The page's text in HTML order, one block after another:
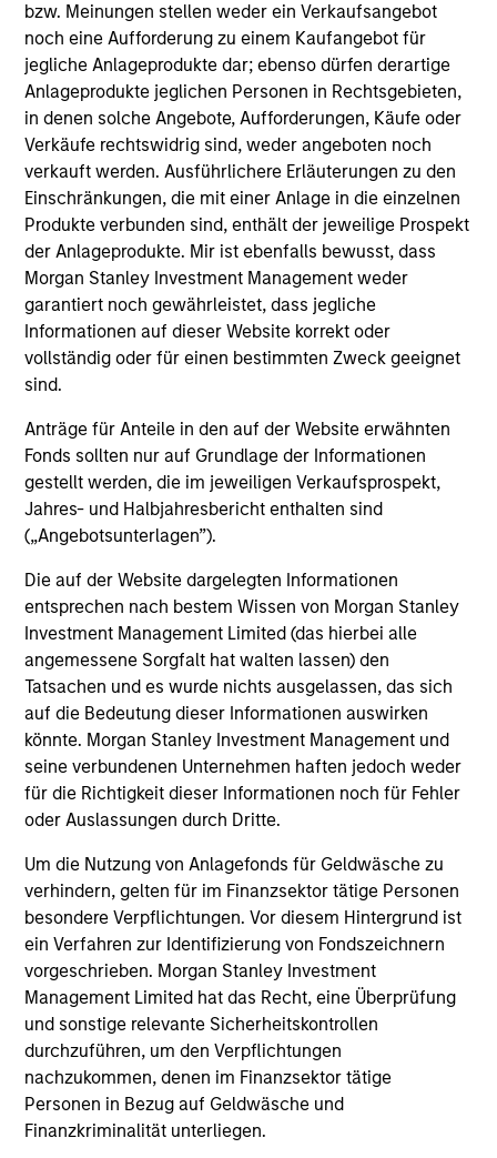
bzw. Meinungen stellen weder ein Verkaufsangebot
noch eine Aufforderung zu einem Kaufangebot für
jegliche Anlageprodukte dar; ebenso dürfen derartige
Anlageprodukte jeglichen Personen in Rechtsgebieten,
in denen solche Angebote, Aufforderungen, Käufe oder
Verkäufe rechtswidrig sind, weder angeboten noch
verkauft werden. Ausführlichere Erläuterungen zu den
Einschränkungen, die mit einer Anlage in die einzelnen
Produkte verbunden sind, enthält der jeweilige Prospekt
der Anlageprodukte. Mir ist ebenfalls bewusst, dass
Morgan Stanley Investment Management weder
garantiert noch gewährleistet, dass jegliche
Informationen auf dieser Website korrekt oder
vollständig oder für einen bestimmten Zweck geeignet
sind.
Anträge für Anteile in den auf der Website erwähnten
Fonds sollten nur auf Grundlage der Informationen
gestellt werden, die im jeweiligen Verkaufsprospekt,
Jahres- und Halbjahresbericht enthalten sind
(„Angebotsunterlagen”).
Die auf der Website dargelegten Informationen
entsprechen nach bestem Wissen von Morgan Stanley
Investment Management Limited (das hierbei alle
angemessene Sorgfalt hat walten lassen) den
Tatsachen und es wurde nichts ausgelassen, das sich
auf die Bedeutung dieser Informationen auswirken
könnte. Morgan Stanley Investment Management und
seine verbundenen Unternehmen haften jedoch weder
für die Richtigkeit dieser Informationen noch für Fehler
oder Auslassungen durch Dritte.
Um die Nutzung von Anlagefonds für Geldwäsche zu
verhindern, gelten für im Finanzsektor tätige Personen
besondere Verpflichtungen. Vor diesem Hintergrund ist
ein Verfahren zur Identifizierung von Fondszeichnern
vorgeschrieben. Morgan Stanley Investment
Management Limited hat das Recht, eine Überprüfung
und sonstige relevante Sicherheitskontrollen
durchzuführen, um den Verpflichtungen
nachzukommen, denen im Finanzsektor tätige
Personen in Bezug auf Geldwäsche und
Finanzkriminalität unterliegen.
Resources
Our dedicated team offers client-focused
resources and expertise with technology-
based support and solutions.
Investment solutions
Strategies to meet a range of investor
cash-management needs – from liquidity
customized solutions.
Morgan Stanley Liquidity
Funds